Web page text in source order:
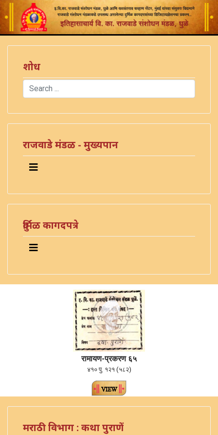
शोध
Search
राजवाडे मंडळ - मुख्यपान
दुर्मिळ कागदपत्रे
रामायण-प्रकरण ६५
४१० पु. १२१ (५८२)
मराठी विभाग : कथा पुराणें